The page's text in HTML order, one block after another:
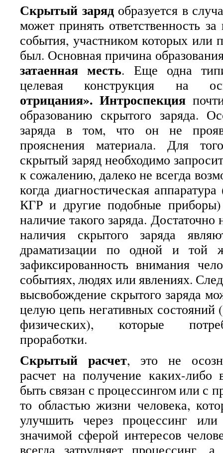
Скрытый зарядобразуется в
может принять ответственность
события, участником которых или
был. Основная причина
затаенная месть. Еще одна
целевая конструкция на
отрицания». Интроспекция
образованию скрытого заряда.
заряда в том, что он не
прояснения материала. Для
скрытый заряд необходимо
к сожалению, далеко не всегда
когда диагностическая
КГР и другие подобные
наличие такого заряда.
наличия скрытого заряда
драматизации по одной и
зафиксированность внимания
событиях, людях или явлениях.
высвобождение скрытого заряда
целую цепь негативных
физических), которые
проработки.
Скрытый расчет, это не
расчет на получение каких-либо
быть связан с процессингом или с
то областью жизни человека,
улучшить через процессинг
значимой сферой интересов
всегда затрудняет процессинг,